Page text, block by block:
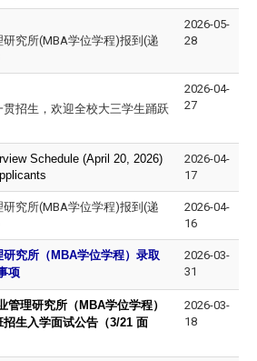
研究所(MBA学位学程)报到(递
2026-05-
28
贯招生，欢迎全校大三学生踊跃
2026-04-
27
Schedule (April 20, 2026)
2026-04-
17
研究所(MBA学位学程)报到(递
2026-04-
16
究所（MBA学位学程）录取
项
2026-03-
31
管理研究所（MBA学位学程）
招生入学面试公告 （3/21 面
2026-03-
18